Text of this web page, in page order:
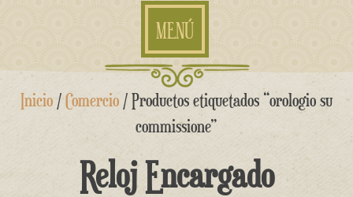
MENÚ
saltar
Inicio /Comercio / Productos etiquetados “orologio su
commissione”
Reloj Encargado